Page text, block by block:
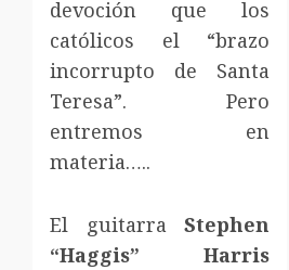
devoción que los
católicos el “brazo
incorrupto de Santa
Teresa”. Pero
entremos en
materia…..
El guitarraStephen
“Haggis” Harris